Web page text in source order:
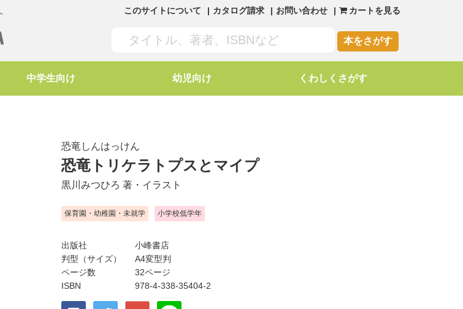
このサイトについて カタログ請求 お問い合わせ カートを見る
本をさがす
中学生向け 幼児向け くわしくさがす
恐竜しんはっけん
恐竜トリケラトプスとマイプ
黒川みつひろ 著・イラスト
保育園・幼稚園・未就学 小学校低学年
出版社
小峰書店
判型（サイズ）
A4変型判
ページ数
32ページ
ISBN
978-4-338-35404-2